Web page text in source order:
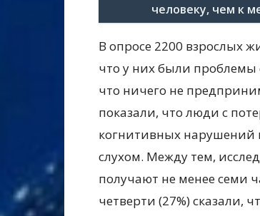
человеку, чем к
В опросе 2200 взрослых
что у них были проблемы
что ничего не
показали, что люди с
когнитивных нарушений
слухом. Между тем,
получают не менее семи
четверти (27%) сказали,